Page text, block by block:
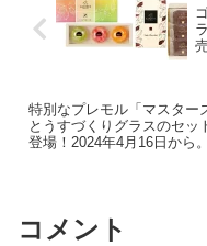
特別なプレモル「マスター
とうすづくりグラスのセッ
登場！2024年4月16日から
コメント